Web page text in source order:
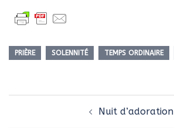
PRIÈRE SOLENNITÉ TEMPS ORDINAIRE
Nuit d’adoration